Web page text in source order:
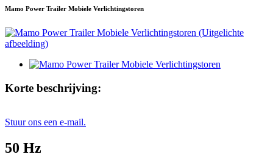
Mamo Power Trailer Mobiele Verlichtingstoren
Korte beschrijving:
Stuur ons een e-mail.
50 Hz